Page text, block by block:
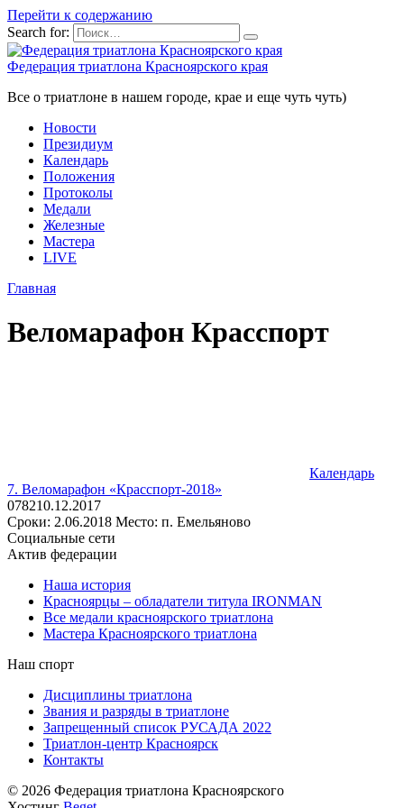
Перейти к содержанию
Search for:
Федерация триатлона Красноярского края
Все о триатлоне в нашем городе, крае и еще чуть чуть)
Новости
Президиум
Календарь
Положения
Протоколы
Медали
Железные
Мастера
LIVE
Главная
Веломарафон Красспорт
Календарь
7. Веломарафон «Красспорт-2018»
078210.12.2017
Сроки: 2.06.2018 Место: п. Емельяново
Социальные сети
Актив федерации
Наша история
Красноярцы – обладатели титула IRONMAN
Все медали красноярского триатлона
Мастера Красноярского триатлона
Наш спорт
Дисциплины триатлона
Звания и разряды в триатлоне
Запрещенный список РУСАДА 2022
Триатлон-центр Красноярск
Контакты
© 2026 Федерация триатлона Красноярского